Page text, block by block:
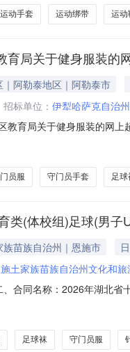
运动手套 运动绑带 运动
育局关于健身服装的
阿勒泰地区｜阿勒泰市
招标单位： 伊犁哈萨克自治
教育局关于健身服装的网
目所在行政区划名称:阿
员服 守门员手套 足球
类(体校组)足球(男子
苗族自治州｜恩施市
土家族苗族自治州文化和旅
合同名称：2026年湖北
应商（乙方）：湖北硒豹
足球袜 守门员服